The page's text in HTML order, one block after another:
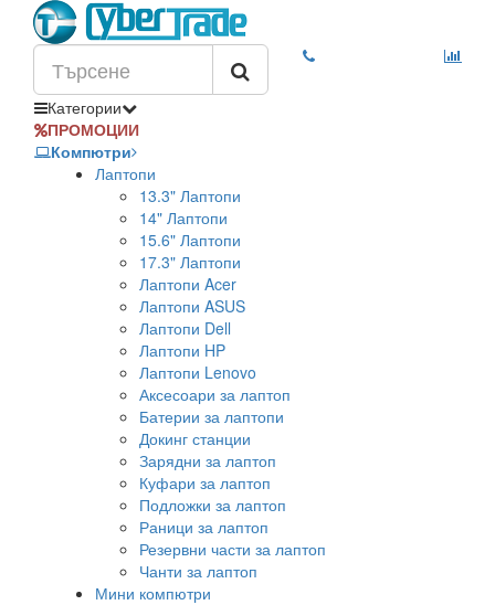
Категории
ПРОМОЦИИ
Компютри
Лаптопи
13.3" Лаптопи
14" Лаптопи
15.6" Лаптопи
17.3" Лаптопи
Лаптопи Acer
Лаптопи ASUS
Лаптопи Dell
Лаптопи HP
Лаптопи Lenovo
Аксесоари за лаптоп
Батерии за лаптопи
Докинг станции
Зарядни за лаптоп
Куфари за лаптоп
Подложки за лаптоп
Раници за лаптоп
Резервни части за лаптоп
Чанти за лаптоп
Мини компютри